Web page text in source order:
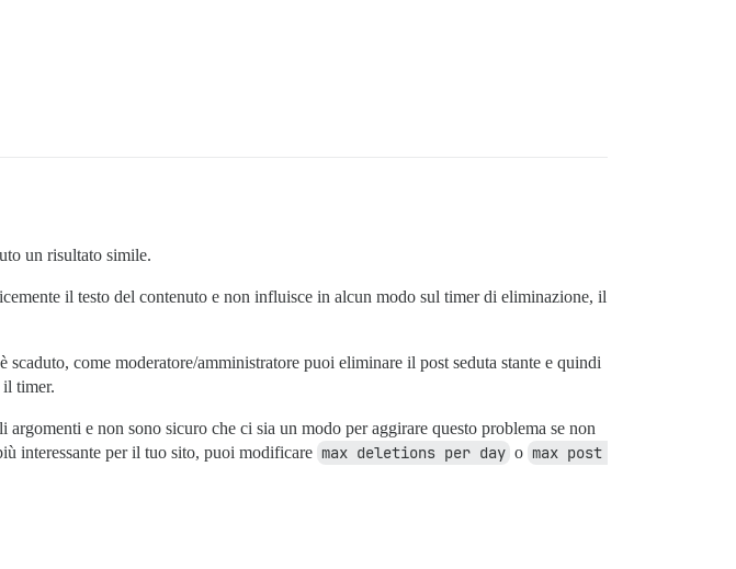
un risultato simile.
il testo del contenuto e non influisce in alcun modo sul timer di eliminazione, il
come moderatore/amministratore puoi eliminare il post seduta stante e quindi
timer.
e non sono sicuro che ci sia un modo per aggirare questo problema se non
interessante per il tuo sito, puoi modificare max deletions per day o max post